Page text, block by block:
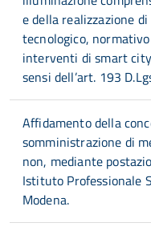
e della realizzazione
tecnologico,
interventi di smart
sensi dell’art. 193
Affidamento della
somministrazione di
non, mediante
Istituto Professionale
Modena.